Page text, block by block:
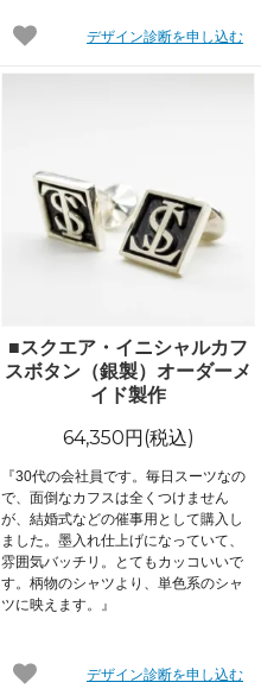
デザイン診断を申し込む
■スクエア・イニシャルカフ
スボタン（銀製）オーダーメ
イド製作
64,350円(税込)
『30代の会社員です。毎日スーツなの
で、面倒なカフスは全くつけません
が、結婚式などの催事用として購入し
ました。墨入れ仕上げになっていて、
雰囲気バッチリ。とてもカッコいいで
す。柄物のシャツより、単色系のシャ
ツに映えます。』
デザイン診断を申し込む